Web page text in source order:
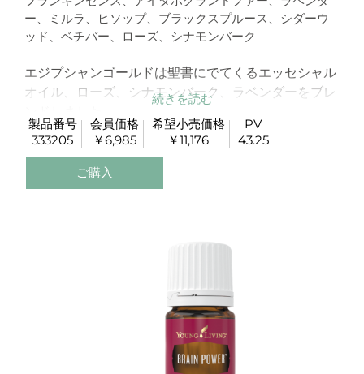
ー、ミルラ、ヒソップ、ブラックスプルース、シダーウ
ッド、ベチバー、ローズ、シナモンバーク
エジプシャンゴールドは聖書にでてくるエッセシャル
オイル、ローズ、シナモンバーク、ラベンダーをブレ
この尊いブレンドオイルは献身的な心をイメージして
製品番号
333205
会員価格
￥6,985
希望小売価格
￥11,176
PV
43.25
ご購入